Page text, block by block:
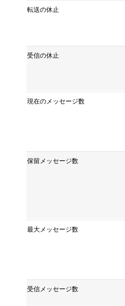
転送の休止
受信の休止
現在のメッセージ数
保留メッセージ数
最大メッセージ数
受信メッセージ数